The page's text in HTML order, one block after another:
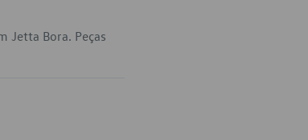
Jetta Bora. Peças